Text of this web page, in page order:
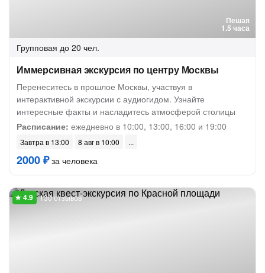
Пешая
1.5 часа
Групповая до 20 чел.
Иммерсивная экскурсия по центру Москвы
Перенеситесь в прошлое Москвы, участвуя в
интерактивной экскурсии с аудиогидом. Узнайте
интересные факты и насладитесь атмосферой столицы
Расписание: ежедневно в 10:00, 13:00, 16:00 и 19:00
Завтра в 13:00 8 авг в 10:00
2000 ₽за человека
130 отзывов